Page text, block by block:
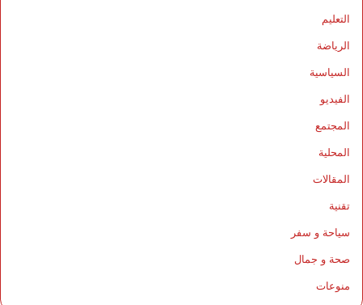
التعليم
الرياضة
السياسية
الفيديو
المجتمع
المحلية
المقالات
تقنية
سياحة و سفر
صحة و جمال
منوعات